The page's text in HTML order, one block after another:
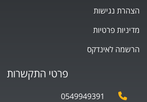
פרטי התקשרות
0549949391
הצהרת נגישות
מדיניות פרטיות
הרשמה לאינדקס